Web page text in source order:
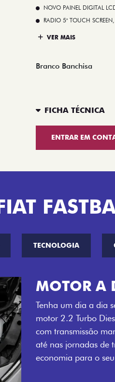
NOVO PAINEL DIGITAL
RADIO 5" TOUCH
VER MAIS
Branco Banchisa
FICHA TÉCNICA
ENTRAR EM
TECNOLOGIA
MOTOR A
Tenha um dia a dia
motor 2.2 Turbo
com transmissão
até nas jornadas de
economia para o